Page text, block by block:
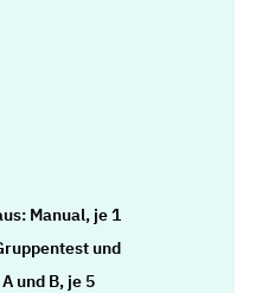
Manual, je 1
und
und B, je 5